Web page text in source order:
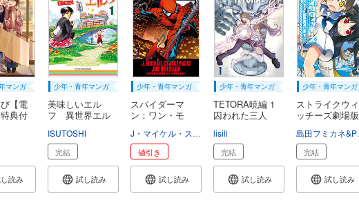
マンガ
【電
典付
読み
少年・青年マンガ
美味しいエル
フ 異世界エル
ISUTOSHI
完結
試し読み
少年・青年マンガ
スパイダーマ
ン：ワン・モ
ジョー・カザーダ 高木亮
値引き
試し読み
少年・青年マンガ
TETORA暁編 1
囚われた三人
lisili
完結
試し読み
少年・青年マンガ
ストライクウィ
ッチーズ劇場版
完結
試し読み